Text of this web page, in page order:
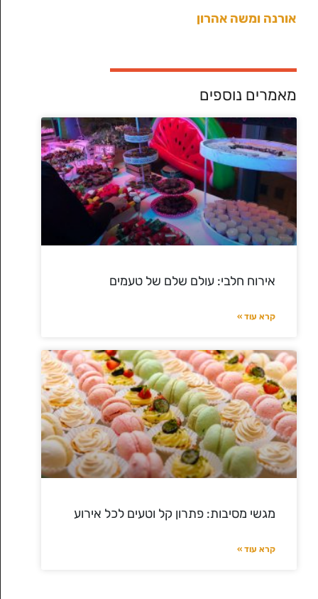
אורנה ומשה אהרון
מאמרים נוספים
אירוח חלבי: עולם שלם של טעמים
קרא עוד »
מגשי מסיבות: פתרון קל וטעים לכל אירוע
קרא עוד »